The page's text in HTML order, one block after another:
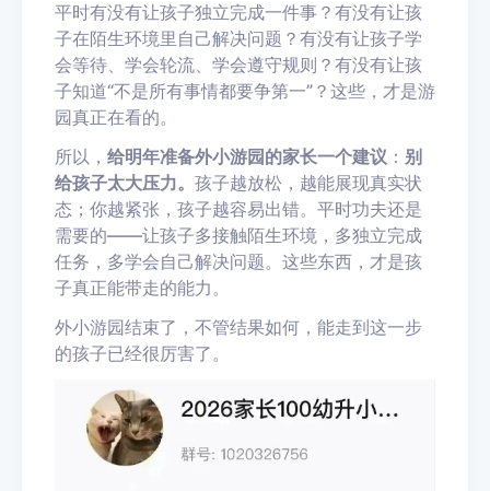
平时有没有让孩子独立完成一件事？有没有让孩
子在陌生环境里自己解决问题？有没有让孩子学
会等待、学会轮流、学会遵守规则？有没有让孩
子知道“不是所有事情都要争第一”？这些，才是游
园真正在看的。
所以， 给明年准备外小游园的家长一个建议 ： 别
给孩子太大压力。 孩子越放松，越能展现真实状
态；你越紧张，孩子越容易出错。平时功夫还是
需要的——让孩子多接触陌生环境，多独立完成
任务，多学会自己解决问题。这些东西，才是孩
子真正能带走的能力。
外小游园结束了，不管结果如何，能走到这一步
的孩子已经很厉害了。